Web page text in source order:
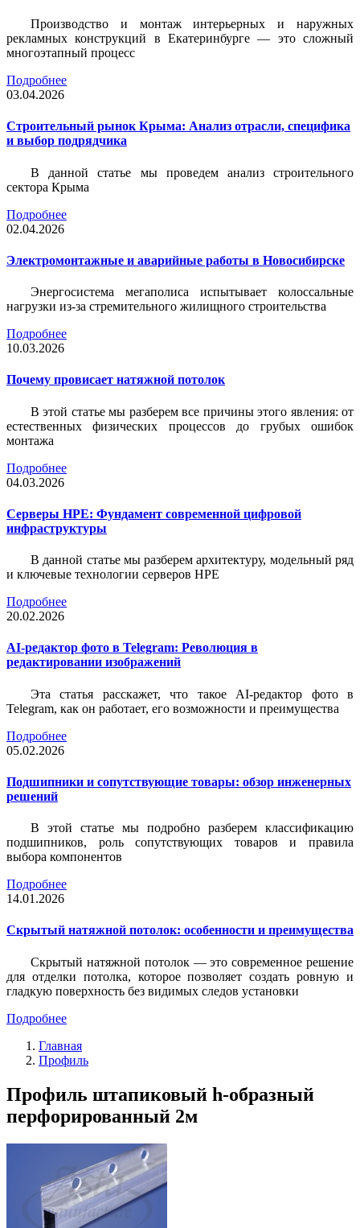
Производство и монтаж интерьерных и наружных
рекламных конструкций в Екатеринбурге — это сложный
многоэтапный процесс
Подробнее
03.04.2026
Строительный рынок Крыма: Анализ отрасли, специфика
и выбор подрядчика
В данной статье мы проведем анализ строительного
сектора Крыма
Подробнее
02.04.2026
Электромонтажные и аварийные работы в Новосибирске
Энергосистема мегаполиса испытывает колоссальные
нагрузки из-за стремительного жилищного строительства
Подробнее
10.03.2026
Почему провисает натяжной потолок
В этой статье мы разберем все причины этого явления: от
естественных физических процессов до грубых ошибок
монтажа
Подробнее
04.03.2026
Серверы HPE: Фундамент современной цифровой
инфраструктуры
В данной статье мы разберем архитектуру, модельный ряд
и ключевые технологии серверов HPE
Подробнее
20.02.2026
AI-редактор фото в Telegram: Революция в
редактировании изображений
Эта статья расскажет, что такое AI-редактор фото в
Telegram, как он работает, его возможности и преимущества
Подробнее
05.02.2026
Подшипники и сопутствующие товары: обзор инженерных
решений
В этой статье мы подробно разберем классификацию
подшипников, роль сопутствующих товаров и правила
выбора компонентов
Подробнее
14.01.2026
Скрытый натяжной потолок: особенности и преимущества
Скрытый натяжной потолок — это современное решение
для отделки потолка, которое позволяет создать ровную и
гладкую поверхность без видимых следов установки
Подробнее
Главная
Профиль
Профиль штапиковый h-образный
перфорированный 2м